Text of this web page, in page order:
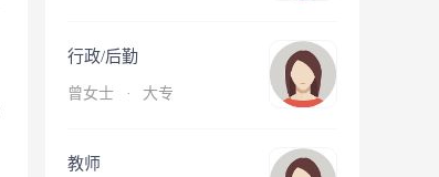
行政/后勤
曾女士 · 大专
教师